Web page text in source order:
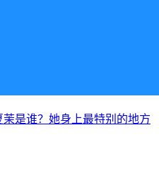
茉是谁？她身上最特别的地方